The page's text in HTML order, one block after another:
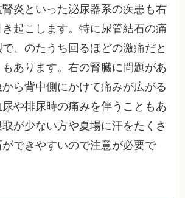
炎といった泌尿器系の疾患も右
起こします。特に尿管結石の痛
、のたうち回るほどの激痛だと
あります。右の腎臓に問題があ
ら背中側にかけて痛みが広がる
や排尿時の痛みを伴うこともあ
が少ない方や夏場に汗をたくさ
できやすいので注意が必要で